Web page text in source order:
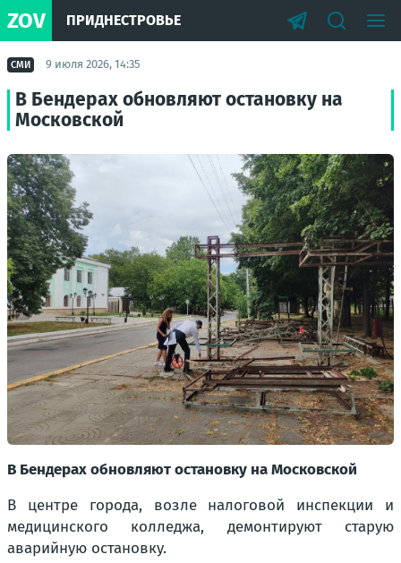
ZOV ПРИДНЕСТРОВЬЕ
СМИ 9 июля 2026, 14:35
В Бендерах обновляют остановку на
Московской
В Бендерах обновляют остановку на Московской
В центре города, возле налоговой инспекции и
медицинского колледжа, демонтируют старую
аварийную остановку.